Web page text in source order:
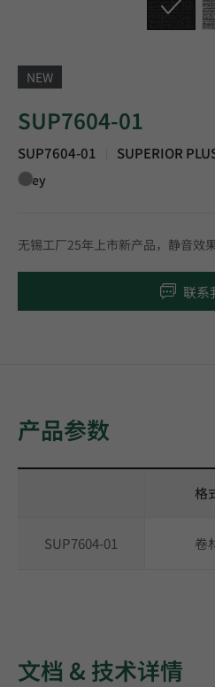
NEW
SUP7604-01, SUPERIOR
SUP7604-01
SUP7604-01 SUPERIOR
Grey
无锡工厂25年上市新产品，静音效
联系
产品参数
格
SUP7604-01 卷
文档 & 技术详情